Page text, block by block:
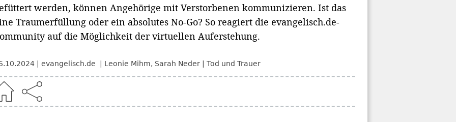
werden, können Angehörige mit Verstorbenen kommunizieren. Ist das
Traumerfüllung oder ein absolutes No-Go? So reagiert die evangelisch.de-
auf die Möglichkeit der virtuellen Auferstehung.
evangelisch.de Leonie Mihm, Sarah Neder Tod und Trauer